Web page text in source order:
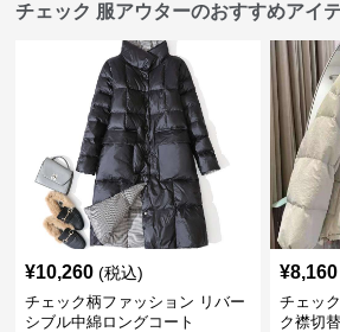
チェック 服アウターのおすすめアイ
¥10,260 (税込)
チェック柄ファッション リバー
シブル中綿ロングコート
¥8,160
チェッ
ク襟切